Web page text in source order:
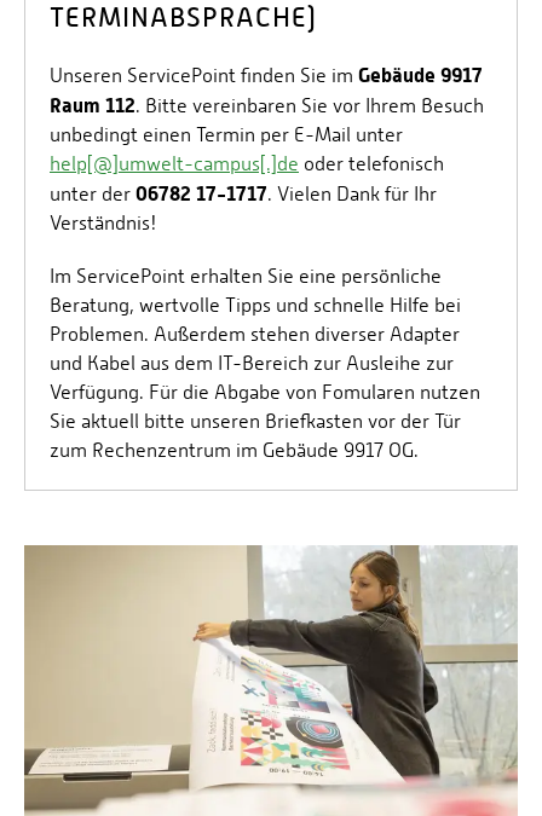
TERMINABSPRACHE)
Unseren ServicePoint finden Sie im Gebäude 9917
Raum 112. Bitte vereinbaren Sie vor Ihrem Besuch
unbedingt einen Termin per E-Mail unter
help[@]umwelt-campus[.]de oder telefonisch
unter der 06782 17-1717. Vielen Dank für Ihr
Verständnis!
Im ServicePoint erhalten Sie eine persönliche
Beratung, wertvolle Tipps und schnelle Hilfe bei
Problemen. Außerdem stehen diverser Adapter
und Kabel aus dem IT-Bereich zur Ausleihe zur
Verfügung. Für die Abgabe von Fomularen nutzen
Sie aktuell bitte unseren Briefkasten vor der Tür
zum Rechenzentrum im Gebäude 9917 OG.